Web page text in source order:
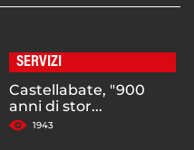
SERVIZI
Castellabate, "900
anni di stor...
1943